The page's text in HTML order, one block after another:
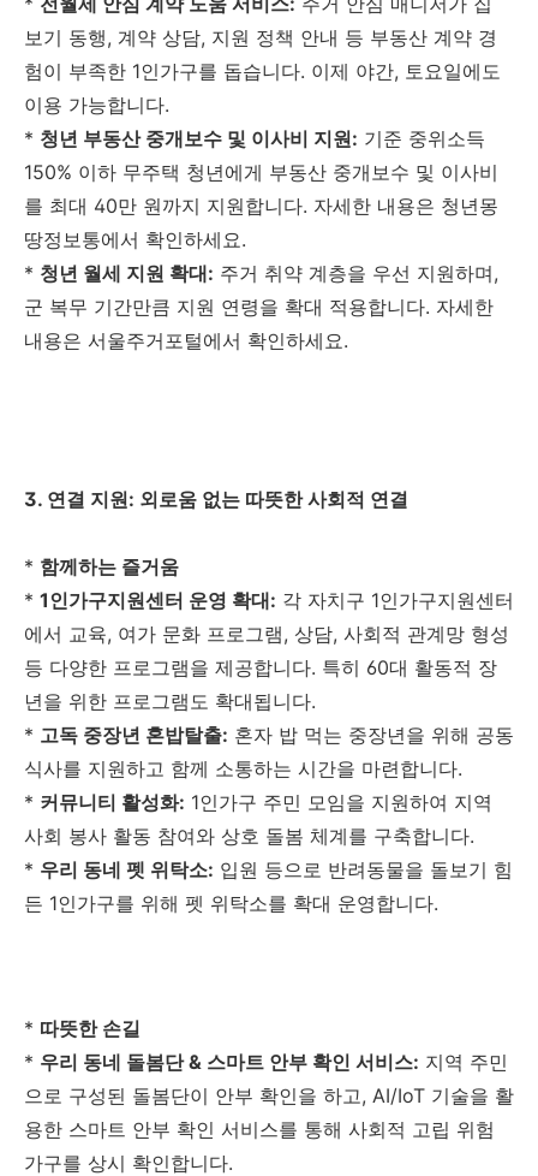
보기 동행, 계약 상담, 지원 정책 안내 등 부동산 계약 경
험이 부족한 1인가구를 돕습니다. 이제 야간, 토요일에도
이용 가능합니다.
* 청년 부동산 중개보수 및 이사비 지원: 기준 중위소득
150% 이하 무주택 청년에게 부동산 중개보수 및 이사비
를 최대 40만 원까지 지원합니다. 자세한 내용은 청년몽
땅정보통에서 확인하세요.
* 청년 월세 지원 확대: 주거 취약 계층을 우선 지원하며,
군 복무 기간만큼 지원 연령을 확대 적용합니다. 자세한
내용은 서울주거포털에서 확인하세요.
3. 연결 지원: 외로움 없는 따뜻한 사회적 연결
* 함께하는 즐거움
* 1인가구지원센터 운영 확대: 각 자치구 1인가구지원센터
에서 교육, 여가 문화 프로그램, 상담, 사회적 관계망 형성
등 다양한 프로그램을 제공합니다. 특히 60대 활동적 장
년을 위한 프로그램도 확대됩니다.
* 고독 중장년 혼밥탈출: 혼자 밥 먹는 중장년을 위해 공동
식사를 지원하고 함께 소통하는 시간을 마련합니다.
* 커뮤니티 활성화: 1인가구 주민 모임을 지원하여 지역
사회 봉사 활동 참여와 상호 돌봄 체계를 구축합니다.
* 우리 동네 펫 위탁소: 입원 등으로 반려동물을 돌보기 힘
든 1인가구를 위해 펫 위탁소를 확대 운영합니다.
* 따뜻한 손길
* 우리 동네 돌봄단 & 스마트 안부 확인 서비스: 지역 주민
으로 구성된 돌봄단이 안부 확인을 하고, AI/IoT 기술을 활
용한 스마트 안부 확인 서비스를 통해 사회적 고립 위험
가구를 상시 확인합니다.